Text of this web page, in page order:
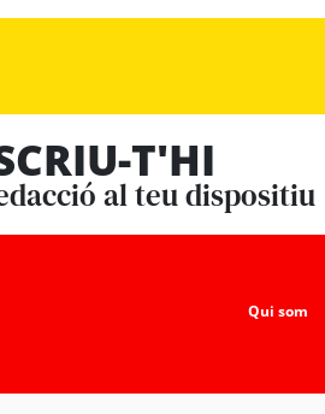
T'HI
al teu dispositiu
Qui som